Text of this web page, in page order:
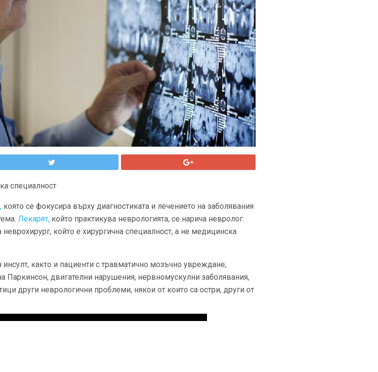
специалност
която се фокусира върху диагностиката и лечението на заболявания
Лекарят, който практикува неврологията, се нарича невролог.
който е хирургична специалност, а не медицинска
както и пациенти с травматично мозъчно увреждане,
Паркинсон, двигателни нарушения, нервномускулни заболявания,
други неврологични проблеми, някои от които са остри, други от